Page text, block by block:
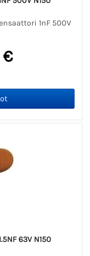
1nF 500V
€
63V N150